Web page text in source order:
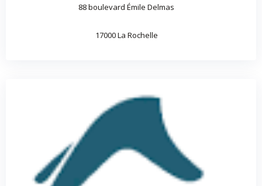
88 boulevard Émile Delmas
17000 La Rochelle